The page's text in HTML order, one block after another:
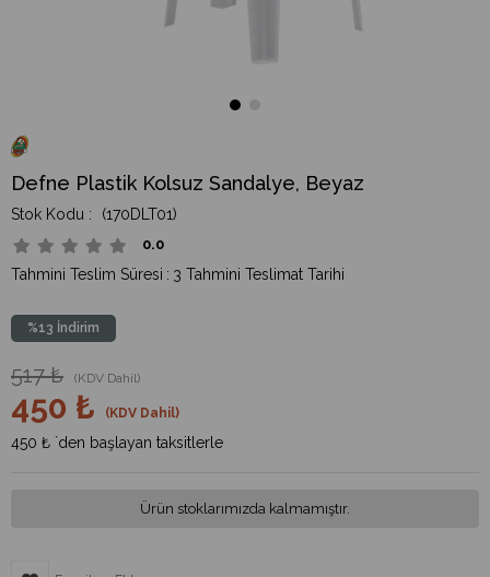
Defne Plastik Kolsuz Sandalye, Beyaz
(170DLT01)
0.0
Tahmini Teslim Süresi : 3 Tahmini Teslimat Tarihi
%13 İndirim
517 ₺ (KDV Dahil)
450 ₺ (KDV Dahil)
450 ₺ `den başlayan taksitlerle
Ürün stoklarımızda kalmamıştır.